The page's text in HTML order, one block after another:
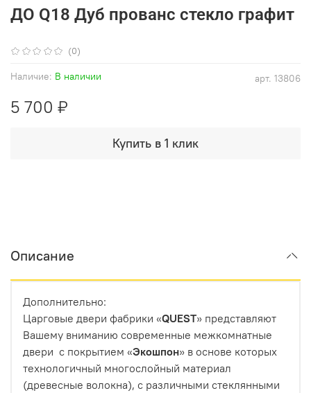
(0)
арт. 13806
Наличие: В наличии
ДО Q18 Дуб прованс стекло графит
5 700 ₽
Купить в 1 клик
Описание
Дополнительно:
Царговые двери фабрики «QUEST» представляют
Вашему вниманию современные межкомнатные
двери с покрытием «Экошпон» в основе которых
технологичный многослойный материал
(древесные волокна), с различными стеклянными